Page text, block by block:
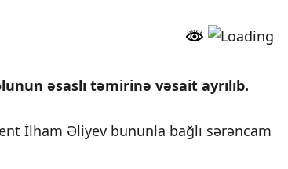
əsaslı təmirinə vəsait ayrılıb.
İlham Əliyev bununla bağlı sərəncam